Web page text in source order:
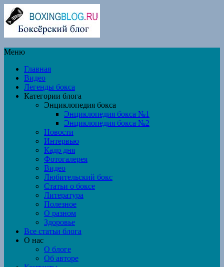
Меню
Главная
Видео
Легенды бокса
Категории блога
Энциклопедия бокса
Энциклопедия бокса №1
Энциклопедия бокса №2
Новости
Интервью
Кадр дня
Фотогалерея
Видео
Любительский бокс
Статьи о боксе
Литература
Полезное
О разном
Здоровье
Все статьи блога
О нас
О блоге
Об авторе